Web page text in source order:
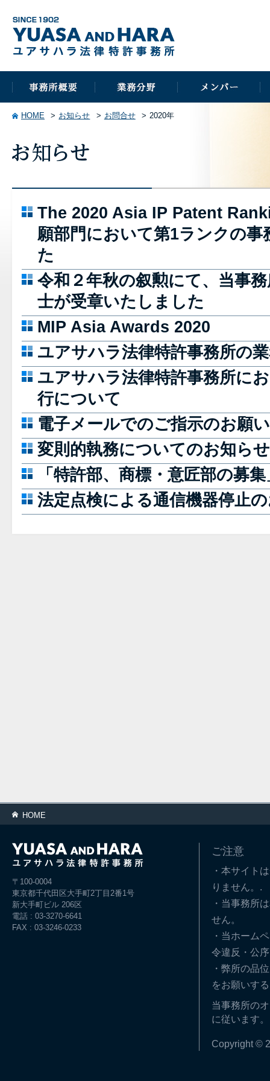
HOME お知らせ お問合せ 2020年
The 2020 Asia IP Patent
願部門において第1ランクの事
た
令和２年秋の叙勲にて、当事
士が受章いたしました
MIP Asia Awards 2020
ユアサハラ法律特許事務所の
ユアサハラ法律特許事務所に
行について
電子メールでのご指示のお願い
変則的執務についてのお知らせ
「特許部、商標・意匠部の募
法定点検による通信機器停止
HOME
〒100-0004
東京都千代田区大手町2丁目2番1号
新大手町ビル 206区
電話 : 03-3270-6641
FAX : 03-3246-0233
ご注意
・本サイト
りません。.
・当事務所
せん。
・当ホーム
令違反・公
・弊所の品
をお願いす
当事務所の
に従います。
Copyright ©